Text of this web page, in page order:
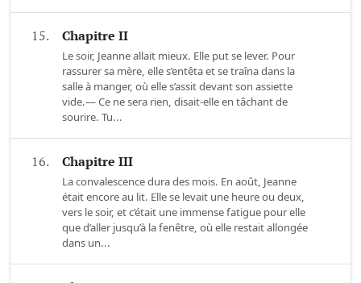
15. Chapitre II
Le soir, Jeanne allait mieux. Elle put se lever. Pour
rassurer sa mère, elle s’entêta et se traîna dans la
salle à manger, où elle s’assit devant son assiette
vide.— Ce ne sera rien, disait-elle en tâchant de
sourire. Tu...
16. Chapitre III
La convalescence dura des mois. En août, Jeanne
était encore au lit. Elle se levait une heure ou deux,
vers le soir, et c’était une immense fatigue pour elle
que d’aller jusqu’à la fenêtre, où elle restait allongée
dans un...